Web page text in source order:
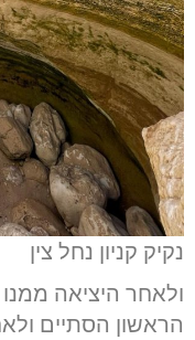
נקיק קניון נחל צין
ולאחר היציאה
הראשון הסתיים